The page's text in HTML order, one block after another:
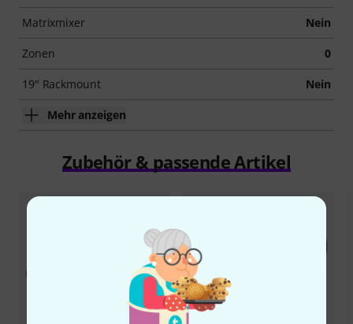
Matrixmixer Nein
Zonen 0
19" Rackmount Nein
Mehr anzeigen
Zubehör & passende Artikel